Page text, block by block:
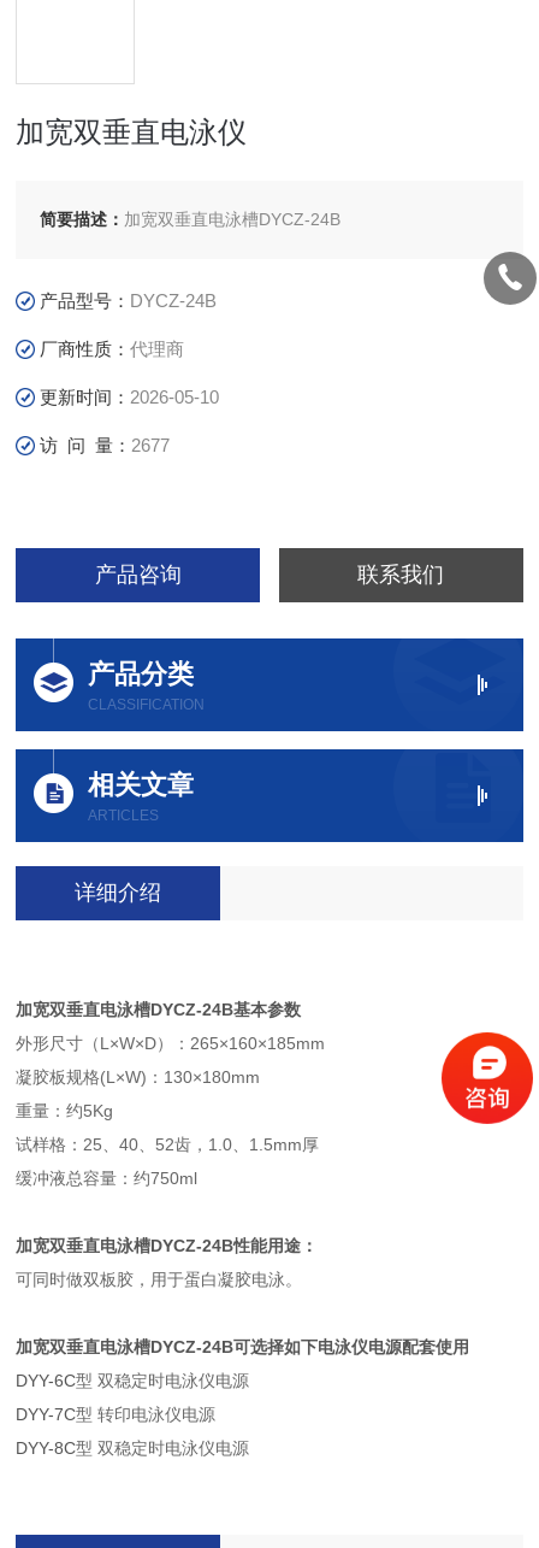
加宽双垂直电泳仪
简要描述： 加宽双垂直电泳槽DYCZ-24B
产品型号： DYCZ-24B
厂商性质：代理商
更新时间： 2026-05-10
访 问 量： 2677
产品咨询 联系我们
产品分类
CLASSIFICATION
相关文章
ARTICLES
详细介绍
加宽双垂直电泳槽DYCZ-24B基本参数
外形尺寸（L×W×D）：265×160×185mm
凝胶板规格(L×W)：130×180mm
重量：约5Kg
试样格：25、40、52齿，1.0、1.5mm厚
缓冲液总容量：约750ml
加宽双垂直电泳槽DYCZ-24B性能用途：
可同时做双板胶，用于蛋白凝胶电泳。
加宽双垂直电泳槽DYCZ-24B可选择如下电泳仪电源配套使用
DYY-6C型 双稳定时电泳仪电源
DYY-7C型 转印电泳仪电源
DYY-8C型 双稳定时电泳仪电源